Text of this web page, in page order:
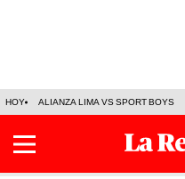
HOY ALIANZA LIMA VS SPORT BOYS